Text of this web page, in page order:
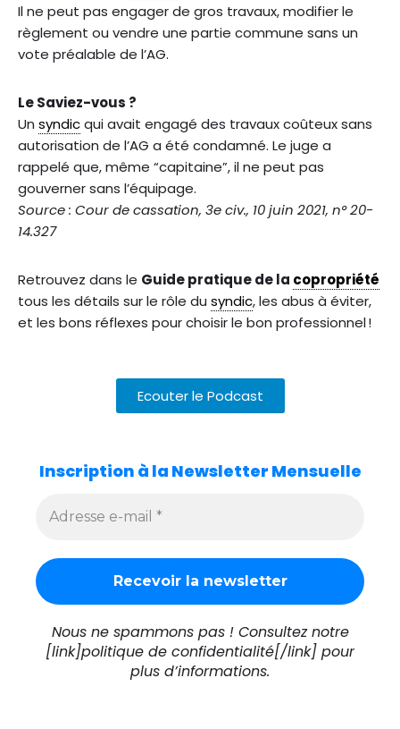
Il ne peut pas engager de gros travaux, modifier le
règlement ou vendre une partie commune sans un
vote préalable de l’AG.
Le Saviez-vous ?
Un syndicqui avait engagé des travaux coûteux sans
autorisation de l’AG a été condamné. Le juge a
rappelé que, même “capitaine”, il ne peut pas
gouverner sans l’équipage.
Source : Cour de cassation, 3e civ., 10 juin 2021, n° 20-
14.327
Retrouvez dans le Guide pratique de la copropriété
tous les détails sur le rôle du syndic, les abus à éviter,
et les bons réflexes pour choisir le bon professionnel !
Ecouter le Podcast
Inscription à la Newsletter Mensuelle
Nous ne spammons pas ! Consultez notre
[link]politique de confidentialité[/link] pour
plus d’informations.